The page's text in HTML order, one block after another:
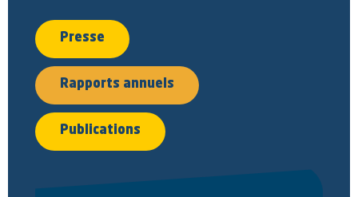
Presse
Rapports annuels
Publications